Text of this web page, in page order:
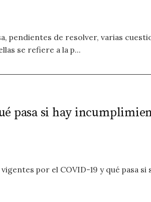
pendientes de resolver, varias
se refiere a la p...
pasa si hay
por el COVID-19 y qué pasa si